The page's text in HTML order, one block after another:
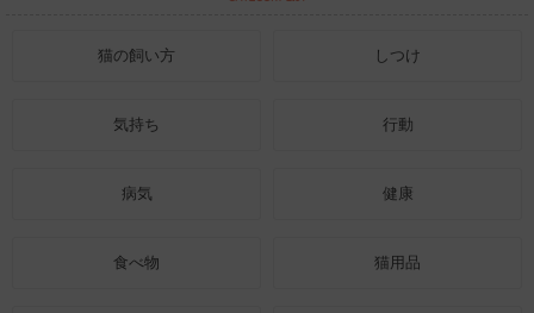
猫の飼い方 しつけ
気持ち 行動
病気 健康
食べ物 猫用品